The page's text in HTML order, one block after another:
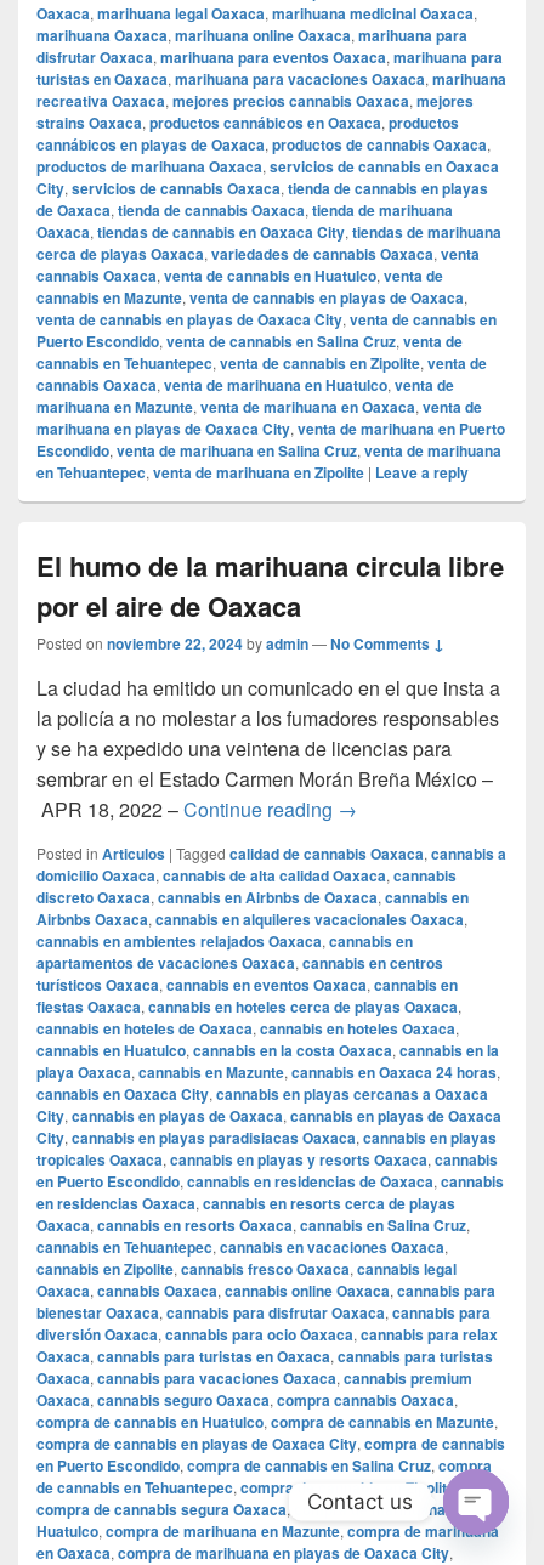
Oaxaca, marihuana legal Oaxaca, marihuana medicinal Oaxaca,
marihuana Oaxaca, marihuana online Oaxaca, marihuana para
disfrutar Oaxaca, marihuana para eventos Oaxaca, marihuana para
turistas en Oaxaca, marihuana para vacaciones Oaxaca, marihuana
recreativa Oaxaca, mejores precios cannabis Oaxaca, mejores
strains Oaxaca, productos cannábicos en Oaxaca, productos
cannábicos en playas de Oaxaca, productos de cannabis Oaxaca,
productos de marihuana Oaxaca, servicios de cannabis en Oaxaca
City, servicios de cannabis Oaxaca, tienda de cannabis en playas
de Oaxaca, tienda de cannabis Oaxaca, tienda de marihuana
Oaxaca, tiendas de cannabis en Oaxaca City, tiendas de marihuana
cerca de playas Oaxaca, variedades de cannabis Oaxaca, venta
cannabis Oaxaca, venta de cannabis en Huatulco, venta de
cannabis en Mazunte, venta de cannabis en playas de Oaxaca,
venta de cannabis en playas de Oaxaca City, venta de cannabis en
Puerto Escondido, venta de cannabis en Salina Cruz, venta de
cannabis en Tehuantepec, venta de cannabis en Zipolite, venta de
cannabis Oaxaca, venta de marihuana en Huatulco, venta de
marihuana en Mazunte, venta de marihuana en Oaxaca, venta de
marihuana en playas de Oaxaca City, venta de marihuana en Puerto
Escondido, venta de marihuana en Salina Cruz, venta de marihuana
en Tehuantepec, venta de marihuana en Zipolite | Leave a reply
El humo de la marihuana circula libre
por el aire de Oaxaca
Posted on noviembre 22, 2024byadmin—No Comments ↓
La ciudad ha emitido un comunicado en el que insta a
la policía a no molestar a los fumadores responsables
y se ha expedido una veintena de licencias para
sembrar en el Estado Carmen Morán Breña México –
APR 18, 2022 –Continue reading El humo de la
→
Posted in Articulos | Tagged calidad de cannabis Oaxaca, cannabis a
domicilio Oaxaca, cannabis de alta calidad Oaxaca, cannabis
discreto Oaxaca, cannabis en Airbnbs de Oaxaca, cannabis en
Airbnbs Oaxaca, cannabis en alquileres vacacionales Oaxaca,
cannabis en ambientes relajados Oaxaca, cannabis en
apartamentos de vacaciones Oaxaca, cannabis en centros
turísticos Oaxaca, cannabis en eventos Oaxaca, cannabis en
fiestas Oaxaca, cannabis en hoteles cerca de playas Oaxaca,
cannabis en hoteles de Oaxaca, cannabis en hoteles Oaxaca,
cannabis en Huatulco, cannabis en la costa Oaxaca, cannabis en la
playa Oaxaca, cannabis en Mazunte, cannabis en Oaxaca 24 horas,
cannabis en Oaxaca City, cannabis en playas cercanas a Oaxaca
City, cannabis en playas de Oaxaca, cannabis en playas de Oaxaca
City, cannabis en playas paradisiacas Oaxaca, cannabis en playas
tropicales Oaxaca, cannabis en playas y resorts Oaxaca, cannabis
en Puerto Escondido, cannabis en residencias de Oaxaca, cannabis
en residencias Oaxaca, cannabis en resorts cerca de playas
Oaxaca, cannabis en resorts Oaxaca, cannabis en Salina Cruz,
cannabis en Tehuantepec, cannabis en vacaciones Oaxaca,
cannabis en Zipolite, cannabis fresco Oaxaca, cannabis legal
Oaxaca, cannabis Oaxaca, cannabis online Oaxaca, cannabis para
bienestar Oaxaca, cannabis para disfrutar Oaxaca, cannabis para
diversión Oaxaca, cannabis para ocio Oaxaca, cannabis para relax
Oaxaca, cannabis para turistas en Oaxaca, cannabis para turistas
Oaxaca, cannabis para vacaciones Oaxaca, cannabis premium
Oaxaca, cannabis seguro Oaxaca, compra cannabis Oaxaca,
compra de cannabis en Huatulco, compra de cannabis en Mazunte,
compra de cannabis en playas de Oaxaca City, compra de cannabis
en Puerto Escondido, compra de cannabis en Salina Cruz, compra
de cannabis en Tehuantepec, compra de cannabis en Zipolite ,
compra de cannabis segura Oaxaca,
compra de marihuana en
Huatulco, compra de marihuana en Mazunte, compra de marihuana
en Oaxaca, compra de marihuana en playas de Oaxaca City,
Contact us